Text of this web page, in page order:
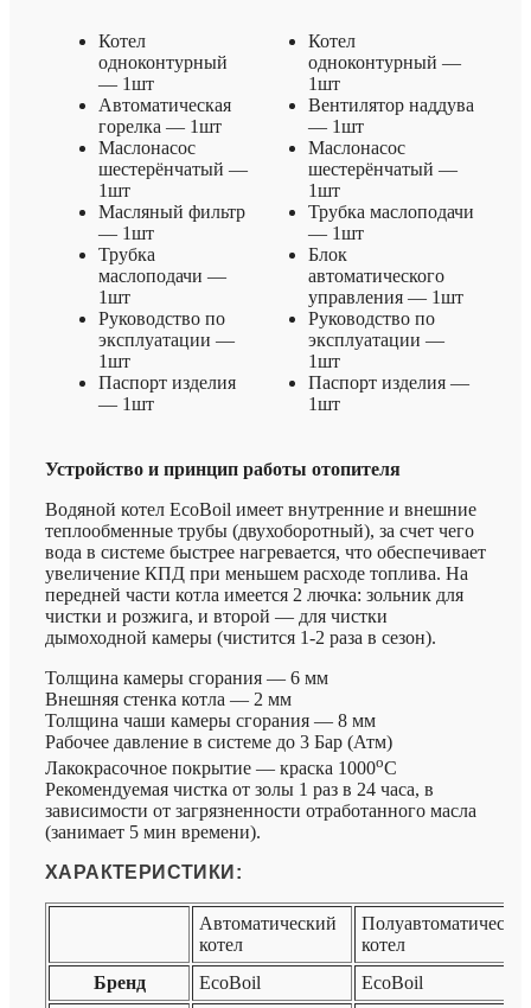
Котел
одноконтурный
— 1шт
Автоматическая
горелка — 1шт
Маслонасос
шестерёнчатый —
1шт
Масляный фильтр
— 1шт
Трубка
маслоподачи —
1шт
Руководство по
эксплуатации —
1шт
Паспорт изделия
— 1шт
Котел
одноконтурный —
1шт
Вентилятор наддува
— 1шт
Маслонасос
шестерёнчатый —
1шт
Трубка маслоподачи
— 1шт
Блок
автоматического
управления — 1шт
Руководство по
эксплуатации —
1шт
Паспорт изделия —
1шт
Устройство и принцип работы отопителя
Водяной котел EcoBoil имеет внутренние и внешние
теплообменные трубы (двухоборотный), за счет чего
вода в системе быстрее нагревается, что обеспечивает
увеличение КПД при меньшем расходе топлива. На
передней части котла имеется 2 лючка: зольник для
чистки и розжига, и второй — для чистки
дымоходной камеры (чистится 1-2 раза в сезон).
Толщина камеры сгорания — 6 мм
Внешняя стенка котла — 2 мм
Толщина чаши камеры сгорания — 8 мм
Рабочее давление в системе до 3 Бар (Атм)
Лакокрасочное покрытие — краска 1000oC
Рекомендуемая чистка от золы 1 раз в 24 часа, в
зависимости от загрязненности отработанного масла
(занимает 5 мин времени).
ХАРАКТЕРИСТИКИ:
Автоматический
котел
котел
Бренд
EcoBoil
EcoBoil